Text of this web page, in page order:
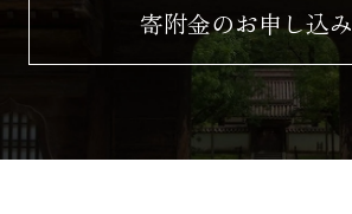
寄附金のお申し込み